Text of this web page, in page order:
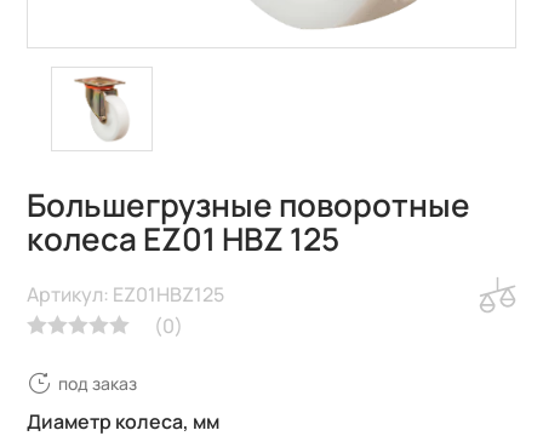
Большегрузные поворотные
колеса EZ01 HBZ 125
(0)
Артикул: EZ01HBZ125
под заказ
Диаметр колеса, мм